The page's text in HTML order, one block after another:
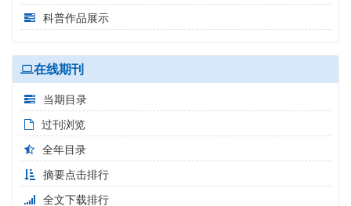
科普作品展示
在线期刊
当期目录
过刊浏览
全年目录
摘要点击排行
全文下载排行